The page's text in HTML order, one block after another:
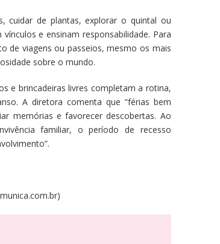
cuidar de plantas, explorar o quintal ou
e ensinam responsabilidade. Para
de viagens ou passeios, mesmo os mais
sobre o mundo.
e brincadeiras livres completam a rotina,
A diretora comenta que “férias bem
memórias e favorecer descobertas. Ao
familiar, o período de recesso